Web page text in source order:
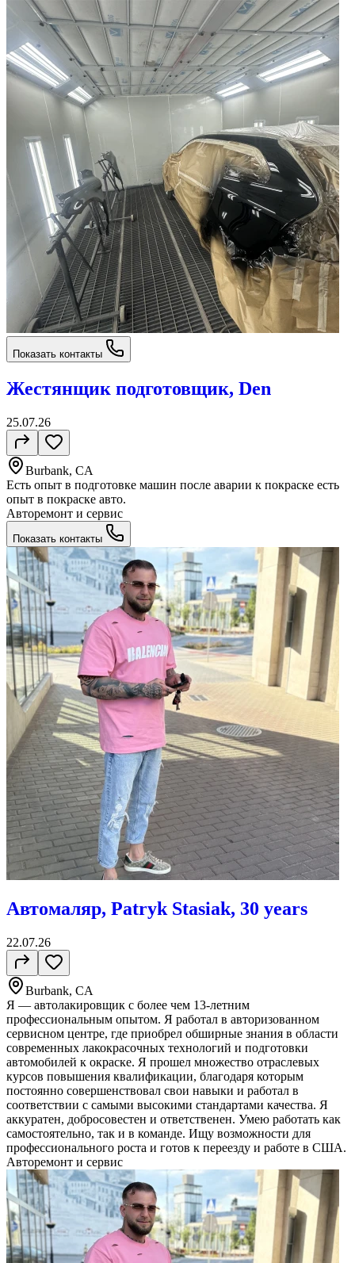
Показать контакты
Жестянщик подготовщик, Den
25.07.26
Burbank, CA
Есть опыт в подготовке машин после аварии к покраске есть
опыт в покраске авто.
Авторемонт и cервис
Показать контакты
Автомаляр, Patryk Stasiak, 30 years
22.07.26
Burbank, CA
Я — автолакировщик с более чем 13-летним
профессиональным опытом. Я работал в авторизованном
сервисном центре, где приобрел обширные знания в области
современных лакокрасочных технологий и подготовки
автомобилей к окраске. Я прошел множество отраслевых
курсов повышения квалификации, благодаря которым
постоянно совершенствовал свои навыки и работал в
соответствии с самыми высокими стандартами качества. Я
аккуратен, добросовестен и ответственен. Умею работать как
самостоятельно, так и в команде. Ищу возможности для
профессионального роста и готов к переезду и работе в США.
Авторемонт и cервис